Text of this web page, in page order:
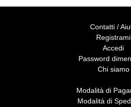
Contatti /
Registrami
Accedi
Password
Chi siamo
Modalità di
Modalità di